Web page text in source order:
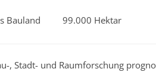
Bauland 99.000 Hektar
, Stadt- und Raumforschung